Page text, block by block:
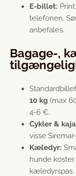
E-billet:
telefonen.
anbefales.
Bagage-,
10 kg (max
4-6 €.
Cykler &
visse
Kæledyr:
hunde
kæledyrspas.